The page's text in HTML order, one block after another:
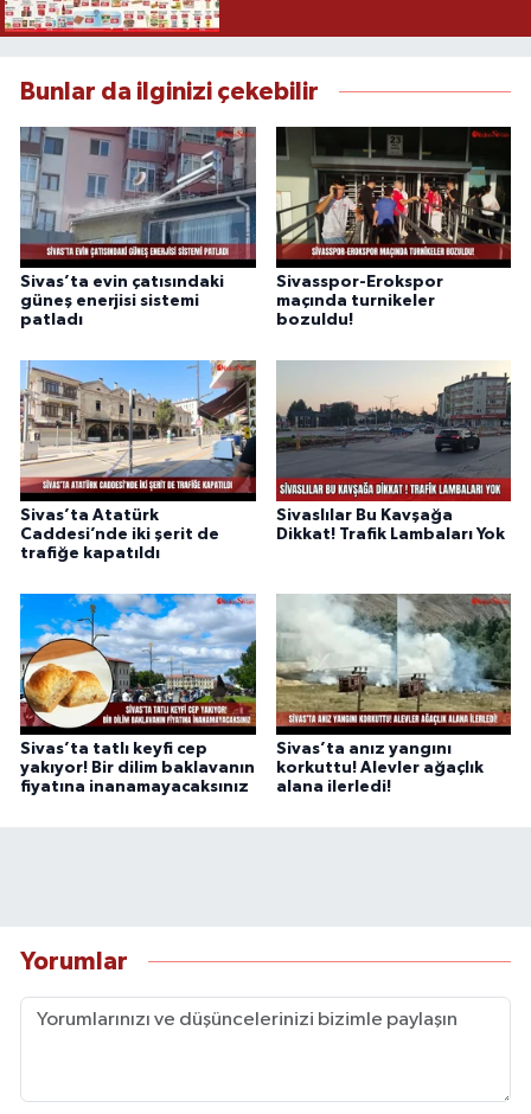
Bunlar da ilginizi çekebilir
Sivas’ta evin çatısındaki
güneş enerjisi sistemi
patladı
Sivasspor-Erokspor
maçında turnikeler
bozuldu!
Sivas’ta Atatürk
Caddesi’nde iki şerit de
trafiğe kapatıldı
Sivaslılar Bu Kavşağa
Dikkat! Trafik Lambaları Yok
Sivas’ta tatlı keyfi cep
yakıyor! Bir dilim baklavanın
fiyatına inanamayacaksınız
Sivas’ta anız yangını
korkuttu! Alevler ağaçlık
alana ilerledi!
Yorumlar